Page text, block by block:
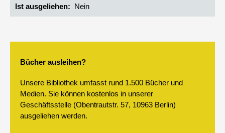
Ist ausgeliehen Nein
Bücher ausleihen?
Unsere Bibliothek umfasst rund 1.500 Bücher und
Medien. Sie können kostenlos in unserer
Geschäftsstelle (Obentrautstr. 57, 10963 Berlin)
ausgeliehen werden.